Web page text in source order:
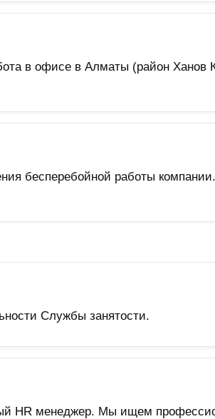
в офисе в Алматы (район Ханов
бесперебойной работы
Службы занятости.
HR менеджер. Мы ищем